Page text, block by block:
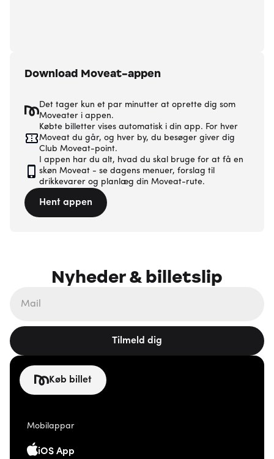
Download Moveat-appen
Det tager kun et par minutter at oprette dig som
Moveater i appen.
Købte billetter vises automatisk i din app. For hver
Moveat du går, og hver by, du besøger giver dig
Club Moveat-point.
I appen har du alt, hvad du skal bruge for at få en
skøn Moveat - se dagens menuer, forslag til
drikkevarer og planlæg din Moveat-rute.
Hent appen
Nyheder & billetslip
Tilmeld dig
Køb billet
Mobilappar
iOS App